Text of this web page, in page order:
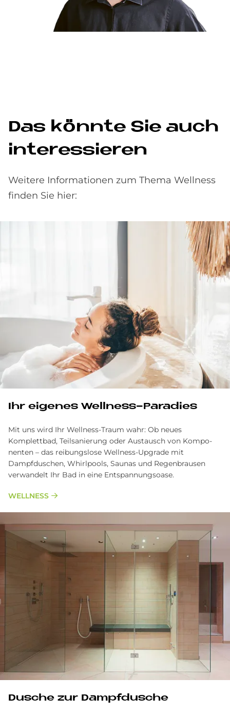
Das könnte Sie auch
interessieren
Weitere Informationen zum Thema Wellness
finden Sie hier:
Ihr eigenes Wellness-Paradies
Mit uns wird Ihr Wellness-Traum wahr: Ob neues
Komplettbad, Teilsanierung oder Austausch von Kom­po­
nen­ten – das reibungslose Wellness-Upgrade mit
Dampfduschen, Whirlpools, Saunas und Re­gen­brau­sen
verwandelt Ihr Bad in eine Entspannungsoase.
WELLNESS
Dusche zur Dampfdusche